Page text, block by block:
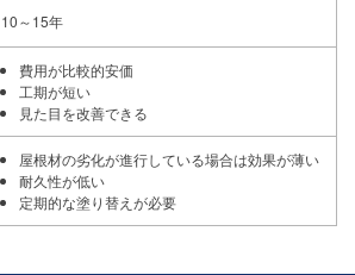
10～15年
費用が比較的安価
工期が短い
見た目を改善できる
屋根材の劣化が進行している場合は効果が薄い
耐久性が低い
定期的な塗り替えが必要